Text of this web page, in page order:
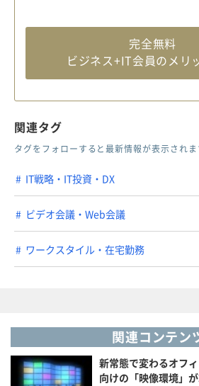
完全無料
ビジネス+IT会員のメリ
関連タグ
タグをフォローすると最新情報が表示されま
IT戦略・IT投資・DX
ビデオ会議・Web会議
ワークスタイル・在宅勤務
関連コンテン
新常態で変わるオフ
向けの「映像環境」